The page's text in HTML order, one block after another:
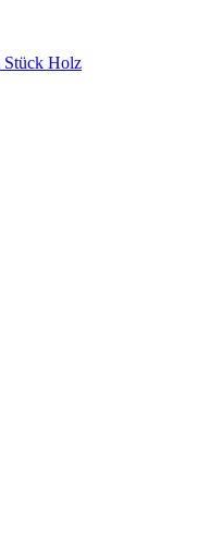
Stück Holz